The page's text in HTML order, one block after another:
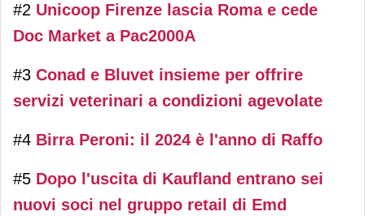
#2 Unicoop Firenze lascia Roma e cede
Doc Market a Pac2000A
#3 Conad e Bluvet insieme per offrire
servizi veterinari a condizioni agevolate
#4 Birra Peroni: il 2024 è l'anno di Raffo
#5 Dopo l'uscita di Kaufland entrano sei
nuovi soci nel gruppo retail di Emd